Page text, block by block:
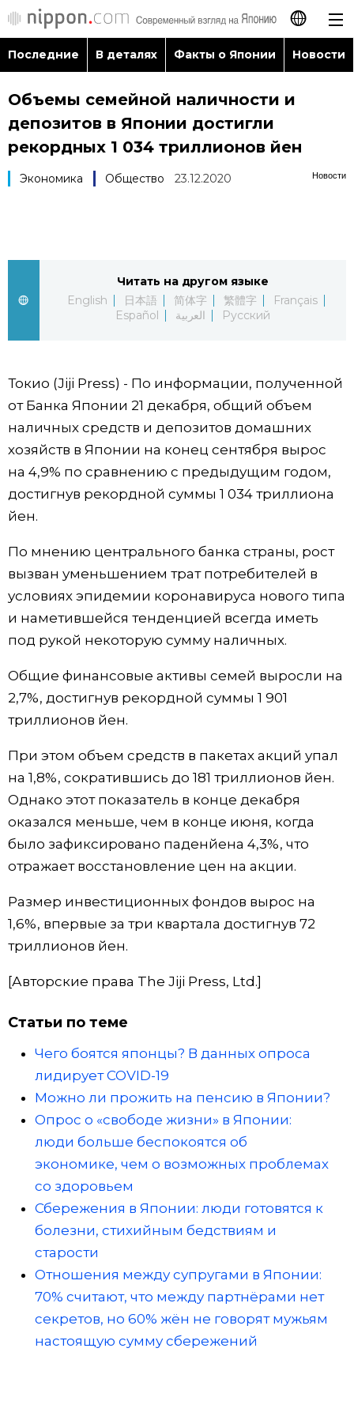
日本語
English
简体字
العربية
Последние
Фото/Видео
Разделы
Люди
Блог
Политика
Экономика
Общество
Культура
Технологии
Токио
От редакции
Популярные статьи
Японский язык
Японский калейдоскоп
Семья
Еда и напитки
Последние В деталях Факты о Японии Новости
Объемы семейной наличности и
депозитов в Японии достигли
рекордных 1 034 триллионов йен
Новости
Экономика Общество 23.12.2020
Читать на другом языке
English
日本語 简体字 繁體字
Français
Español
العربية Русский
Токио (Jiji Press) - По информации, полученной
от Банка Японии 21 декабря, общий объем
наличных средств и депозитов домашних
хозяйств в Японии на конец сентября вырос
на 4,9% по сравнению с предыдущим годом,
достигнув рекордной суммы 1 034 триллиона
йен.
По мнению центрального банка страны, рост
вызван уменьшением трат потребителей в
условиях эпидемии коронавируса нового типа
и наметившейся тенденцией всегда иметь
под рукой некоторую сумму наличных.
Общие финансовые активы семей выросли на
2,7%, достигнув рекордной суммы 1 901
триллионов йен.
При этом объем средств в пакетах акций упал
на 1,8%, сократившись до 181 триллионов йен.
Однако этот показатель в конце декабря
оказался меньше, чем в конце июня, когда
было зафиксировано паденйена 4,3%, что
отражает восстановление цен на акции.
Размер инвестиционных фондов вырос на
1,6%, впервые за три квартала достигнув 72
триллионов йен.
[Авторские права The Jiji Press, Ltd.]
Статьи по теме
Чего боятся японцы? В данных опроса
лидирует COVID-19
Можно ли прожить на пенсию в Японии?
Опрос о «свободе жизни» в Японии:
люди больше беспокоятся об
экономике, чем о возможных проблемах
со здоровьем
Сбережения в Японии: люди готовятся к
болезни, стихийным бедствиям и
старости
Отношения между супругами в Японии:
70% считают, что между партнёрами нет
секретов, но 60% жён не говорят мужьям
настоящую сумму сбережений